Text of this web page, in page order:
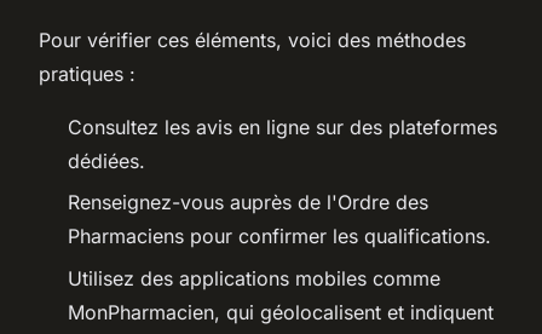
Pour vérifier ces éléments, voici des méthodes
pratiques :
Consultez les avis en ligne sur des plateformes
dédiées.
Renseignez-vous auprès de l'Ordre des
Pharmaciens pour confirmer les qualifications.
Utilisez des applications mobiles comme
MonPharmacien, qui géolocalisent et indiquent